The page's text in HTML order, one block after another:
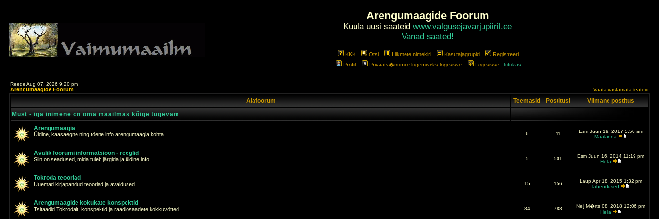
Arengumaagide Foorum
Kuula uusi saateid www.valgusejavarjupiiril.ee
Vanad saated!
KKK Otsi Liikmete nimekiri Kasutajagrupid
Registreeri
Profiil
Privaats�numite lugemiseks logi sisse Logi sisse Jutukas
Reede Aug 07, 2026 9:20 pm
Arengumaagide Foorum Vaata vastamata teateid
Alafoorum Teemasid Postitusi
Viimane postitus
Must - iga inimene on oma maailmas kõige tugevam
Arengumaagia
Üldine, kaasaegne ning tõene info arengumaagia kohta 6 11
Esm Juun 19, 2017 5:50 am
Maalanna
Avalik foorumi informatsioon - reeglid
Siin on seadused, mida tuleb järgida ja üldine info. 5 501
Esm Juun 16, 2014 11:19 pm
Hella
Tokroda teooriad
Uuemad kirjapandud teooriad ja avaldused 15 156
Laup Apr 18, 2015 1:32 pm
lahendused
Arengumaagide kokukate konspektid
Tsitaadid Tokrodalt, konspektid ja raadiosaadete kokkuvõtted 84 788
Nelj M�rts 08, 2018 12:06 pm
Hella